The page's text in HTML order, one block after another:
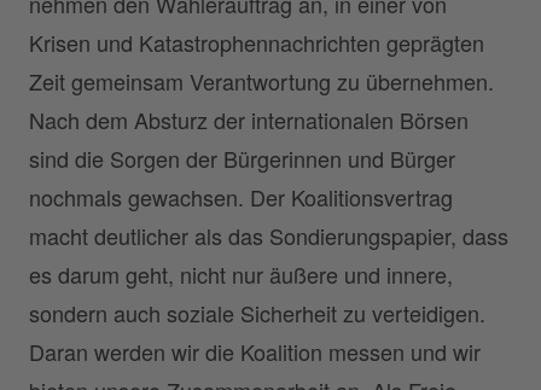
Krisen und Katastrophennachrichten geprägten
Zeit gemeinsam Verantwortung zu übernehmen.
Nach dem Absturz der internationalen Börsen
sind die Sorgen der Bürgerinnen und Bürger
nochmals gewachsen. Der Koalitionsvertrag
macht deutlicher als das Sondierungspapier, dass
es darum geht, nicht nur äußere und innere,
sondern auch soziale Sicherheit zu verteidigen.
Daran werden wir die Koalition messen und wir